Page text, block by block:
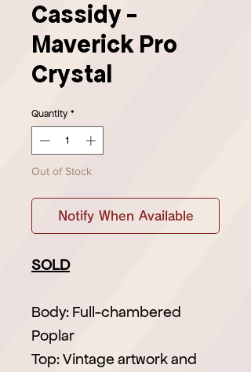
Cassidy -
Maverick Pro
Crystal
Quantity *
Out of Stock
Notify When Available
SOLD
Body: Full-chambered
Poplar
Top: Vintage artwork and